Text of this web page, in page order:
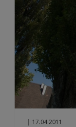
| 17.04.2011